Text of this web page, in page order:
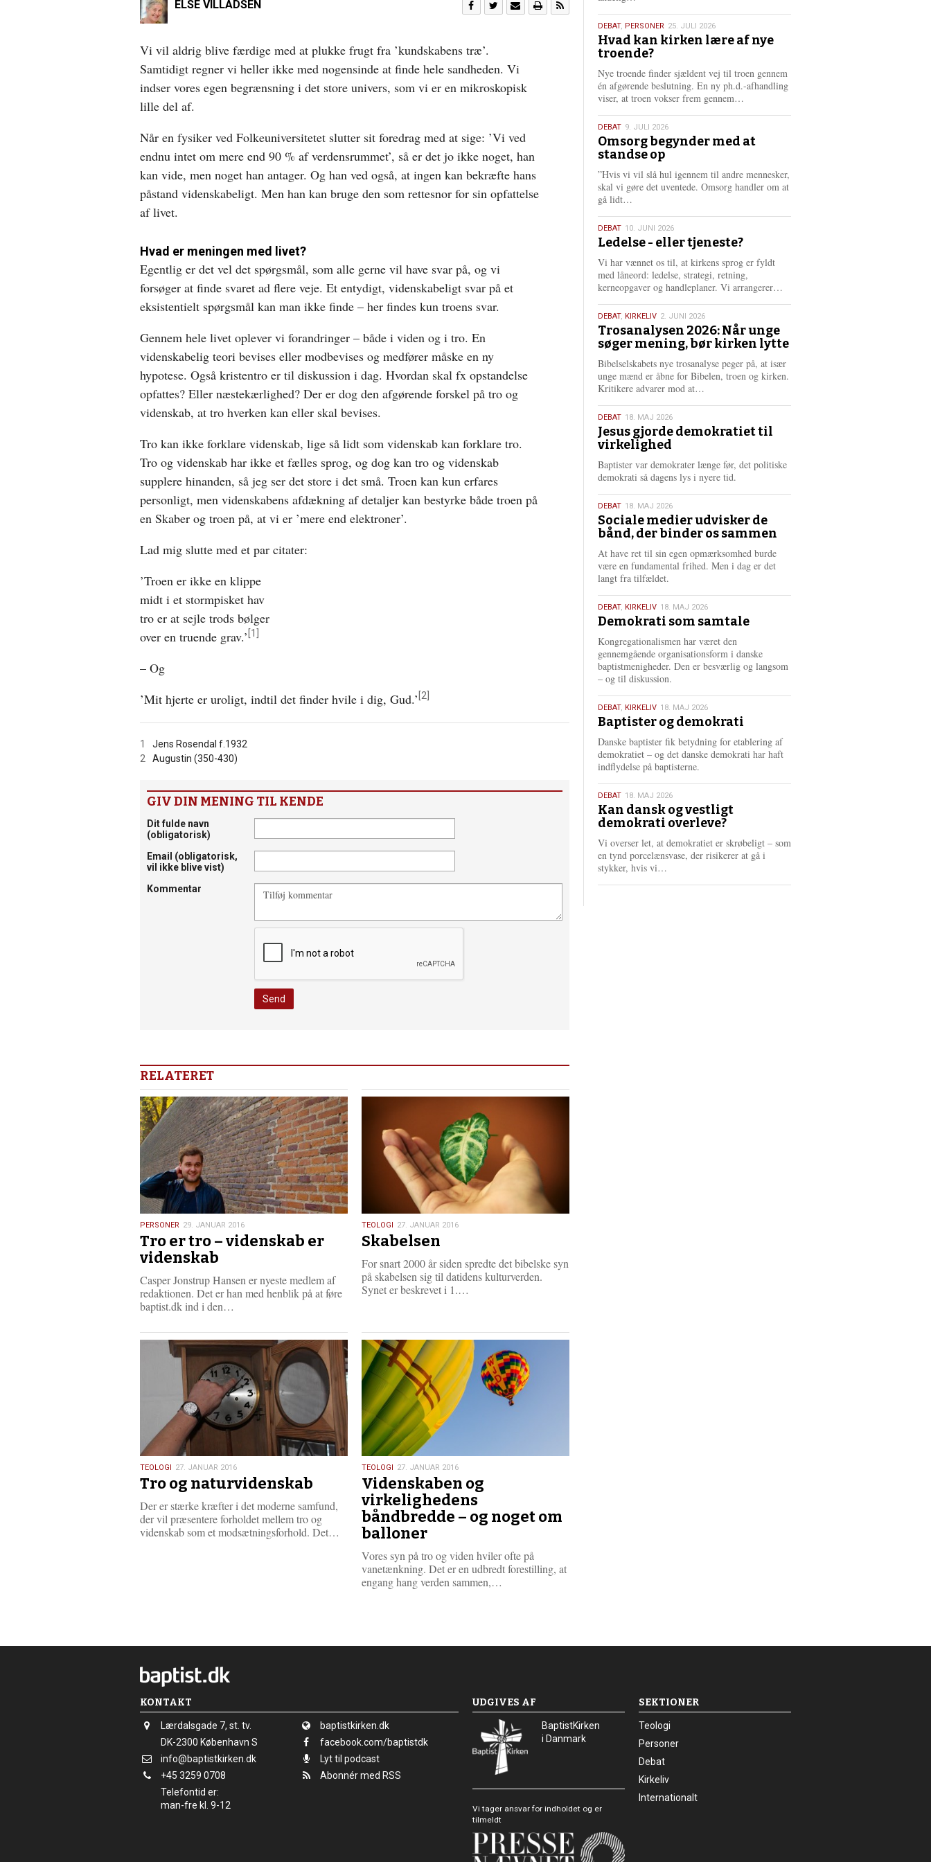
ELSE VILLADSEN
Vi vil aldrig blive færdige med at plukke frugt fra ’kundskabens træ’.
Samtidigt regner vi heller ikke med nogensinde at finde hele sandheden. Vi
indser vores egen begrænsning i det store univers, som vi er en mikroskopisk
lille del af.
Når en fysiker ved Folkeuniversitetet slutter sit foredrag med at sige: ’Vi ved
endnu intet om mere end 90 % af verdensrummet’, så er det jo ikke noget, han
kan vide, men noget han antager. Og han ved også, at ingen kan bekræfte hans
påstand videnskabeligt. Men han kan bruge den som rettesnor for sin opfattelse
af livet.
Hvad er meningen med livet?
Egentlig er det vel det spørgsmål, som alle gerne vil have svar på, og vi
forsøger at finde svaret ad flere veje. Et entydigt, videnskabeligt svar på et
eksistentielt spørgsmål kan man ikke finde – her findes kun troens svar.
Gennem hele livet oplever vi forandringer – både i viden og i tro. En
videnskabelig teori bevises eller modbevises og medfører måske en ny
hypotese. Også kristentro er til diskussion i dag. Hvordan skal fx opstandelse
opfattes? Eller næstekærlighed? Der er dog den afgørende forskel på tro og
videnskab, at tro hverken kan eller skal bevises.
Tro kan ikke forklare videnskab, lige så lidt som videnskab kan forklare tro.
Tro og videnskab har ikke et fælles sprog, og dog kan tro og videnskab
supplere hinanden, så jeg ser det store i det små. Troen kan kun erfares
personligt, men videnskabens afdækning af detaljer kan bestyrke både troen på
en Skaber og troen på, at vi er ’mere end elektroner’.
Lad mig slutte med et par citater:
’Troen er ikke en klippe
midt i et stormpisket hav
tro er at sejle trods bølger
over en truende grav.’ [1]
– Og
’Mit hjerte er uroligt, indtil det finder hvile i dig, Gud.’ [2]
1
Jens Rosendal f.1932
2
Augustin (350-430)
GIV DIN MENING TIL KENDE
Dit fulde navn
(obligatorisk)
Email (obligatorisk,
vil ikke blive vist)
Kommentar
RELATERET
29.
januar
2016
PERSONER 29. JANUAR 2016
Tro er tro – videnskab er
videnskab
Casper Jonstrup Hansen er nyeste medlem af
redaktionen. Det er han med henblik på at føre
baptist.dk ind i den…
s
m
e
r
e
27.
januar
TEOLOGI 27. JANUAR 2016
Skabelsen
For snart 2000 år siden spredte det bibelske syn
på skabelsen sig til datidens kulturverden.
Synet er beskrevet i 1.…
e
r
e
27.
januar
2016
TEOLOGI 27. JANUAR 2016
Tro og naturvidenskab
Der er stærke kræfter i det moderne samfund,
der vil præsentere forholdet mellem tro og
videnskab som et modsætningsforhold. Det…
27.
januar
2016
TEOLOGI 27. JANUAR 2016
Videnskaben og
virkelighedens
båndbredde – og noget om
balloner
Vores syn på tro og viden hviler ofte på
vanetænkning. Det er en udbredt forestilling, at
engang hang verden sammen,…
r
s
m
e
r
e
25.
juli
2026
DEBAT, PERSONER 25. JULI 2026
Hvad kan kirken lære af nye
troende?
Nye troende finder sjældent vej til troen gennem
én afgørende beslutning. En ny ph.d.-afhandling
viser, at troen vokser frem gennem…
e
e
9.
juli
2026
DEBAT 9. JULI 2026
Omsorg begynder med at
standse op
”Hvis vi vil slå hul igennem til andre mennesker,
skal vi gøre det uventede. Omsorg handler om at
gå lidt…
s
e
r
e
10.
juni
2026
DEBAT 10. JUNI 2026
Ledelse - eller tjeneste?
Vi har vænnet os til, at kirkens sprog er fyldt
med låneord: ledelse, strategi, retning,
kerneopgaver og handleplaner. Vi arrangerer…
r
e
2.
juni
2026
DEBAT, KIRKELIV 2. JUNI 2026
Trosanalysen 2026: Når unge
søger mening, bør kirken lytte
Bibelselskabets nye trosanalyse peger på, at især
unge mænd er åbne for Bibelen, troen og kirken.
Kritikere advarer mod at…
e
e
18.
maj
2026
DEBAT 18. MAJ 2026
Jesus gjorde demokratiet til
virkelighed
Baptister var demokrater længe før, det politiske
demokrati så dagens lys i nyere tid.
18.
maj
2026
DEBAT 18. MAJ 2026
Sociale medier udvisker de
bånd, der binder os sammen
At have ret til sin egen opmærksomhed burde
være en fundamental frihed. Men i dag er det
langt fra tilfældet.
18.
maj
2026
DEBAT, KIRKELIV 18. MAJ 2026
Demokrati som samtale
Kongregationalismen har været den
gennemgående organisationsform i danske
baptistmenigheder. Den er besværlig og langsom
– og til diskussion.
18.
maj
2026
DEBAT, KIRKELIV 18. MAJ 2026
Baptister og demokrati
Danske baptister fik betydning for etablering af
demokratiet – og det danske demokrati har haft
indflydelse på baptisterne.
18.
maj
2026
DEBAT 18. MAJ 2026
Kan dansk og vestligt
demokrati overleve?
Vi overser let, at demokratiet er skrøbeligt – som
en tynd porcelænsvase, der risikerer at gå i
stykker, hvis vi…
KONTAKT
Adresse:
Lærdalsgade 7, st. tv.
Adresse:
DK-2300 København S
Send
email:
info@baptistkirken.dk
Tlf.:
+45 3259 0708
Telefontid er:
man-fre kl. 9-12
baptistkirken.dk
Facebook:
facebook.com/baptistdk
Lyt til podcast
Abonnér med RSS
UDGIVES AF
BaptistKirken
i Danmark
Vi tager ansvar for indholdet og er
tilmeldt
SEKTIONER
24.0:
Teologi
25.0:
Personer
26.0:
Debat
27.0:
Kirkeliv
28.0:
Internationalt